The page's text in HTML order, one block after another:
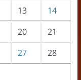
13
14
20
21
27
28